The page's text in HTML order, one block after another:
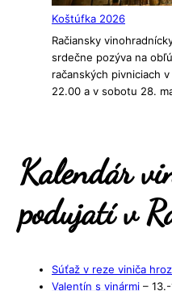
Koštúfka 2026
Račiansky
srdečne pozýva na
račanských pivniciach
22.00 a v sobotu 28.
Kalendár
podujatí v
Súťaž v reze viniča
Valentín s vinármi –